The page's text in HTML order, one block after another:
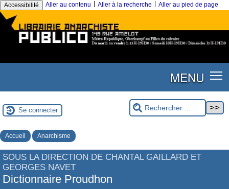
Accessibilité Aller au contenu Aller à la recherche Aller au pied de page
MENU
Se connecter
Accueil Anarchisme
SOUS LA DIRECTION DE CHANTAL GAILLARD ET
GEORGES NAVET
Dictionnaire Proudhon